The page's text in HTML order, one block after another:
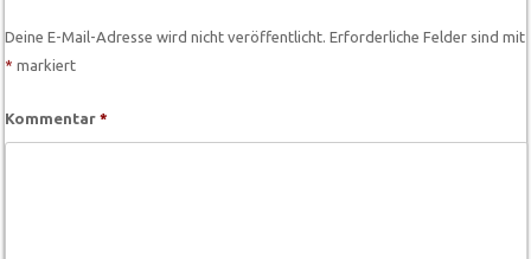
Deine E-Mail-Adresse wird nicht veröffentlicht. Erforderliche Felder sind mit
* markiert
Kommentar*